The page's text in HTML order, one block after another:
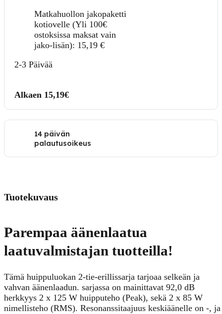
Matkahuollon jakopaketti
kotiovelle (Yli 100€
ostoksissa maksat vain
jako-lisän): 15,19 €
2-3 Päivää
Alkaen 15,19€
14 päivän
palautusoikeus
Tuotekuvaus
Parempaa äänenlaatua
laatuvalmistajan tuotteilla!
Tämä huippuluokan 2-tie-erillissarja tarjoaa selkeän ja
vahvan äänenlaadun. sarjassa on mainittavat 92,0 dB
herkkyys 2 x 125 W huipputeho (Peak), sekä 2 x 85 W
nimellisteho (RMS). Resonanssitaajuus keskiäänelle on -, ja